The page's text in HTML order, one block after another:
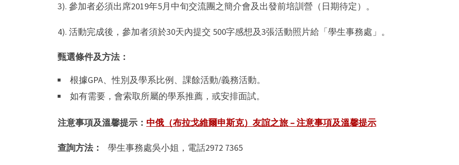
3). 參加者必須出席2019年5月中旬交流團之簡介會及出發前培訓營（日期待定）。
4). 活動完成後，參加者須於30天內提交 500字感想及3張活動照片給「學生事務處」。
甄選條件及方法：
根據GPA、性別及學系比例、課餘活動/義務活動。
如有需要，會索取所屬的學系推薦，或安排面試。
注意事項及溫馨提示： 中俄（布拉戈維爾申斯克）友誼之旅 – 注意事項及溫馨提示
查詢方法： 學生事務處吳小姐，電話2972 7365